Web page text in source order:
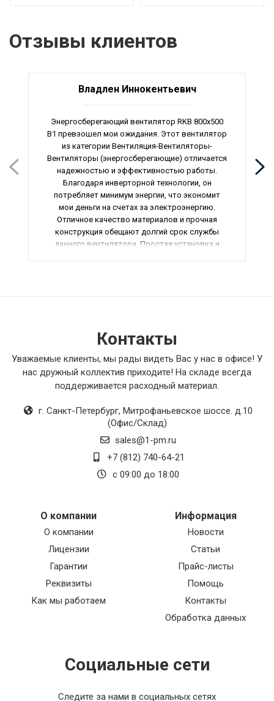
Отзывы клиентов
Владлен Иннокентьевич
Энергосберегающий вентилятор RKB 800x500
В1 превзошел мои ожидания. Этот вентилятор
из категории Вентиляция-Вентиляторы-
Вентиляторы (энергосберегающие) отличается
надежностью и эффективностью работы.
Благодаря инверторной технологии, он
потребляет минимум энергии, что экономит
мои деньги на счетах за электроэнергию.
Отличное качество материалов и прочная
конструкция обещают долгий срок службы
данного вентилятора. Простая установка и
Контакты
Уважаемые клиенты, мы рады видеть Вас у нас в офисе! У
нас дружный коллектив приходите! На складе всегда
поддерживается расходный материал.
г. Санкт-Петербург, Митрофаньевское шоссе. д.10
(Офис/Склад)
sales@1-pm.ru
+7 (812) 740-64-21
с 09:00 до 18:00
О компании
О компании
Лицензии
Гарантии
Реквизиты
Как мы работаем
Информация
Новости
Статьи
Прайс-листы
Помощь
Контакты
Обработка данных
Социальные сети
Следите за нами в социальных сетях